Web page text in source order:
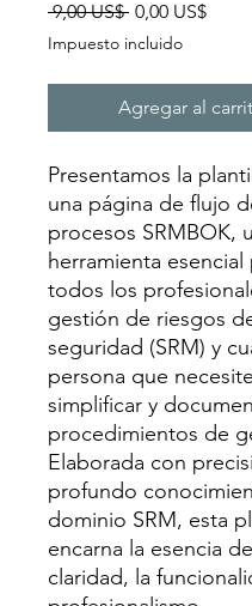
9,00 US$ Precio
0,00 US$Precio
Impuesto incluido
Agregar al
Presentamos la
una página de flujo
procesos SRMBOK,
herramienta esencial
todos los
gestión de riesgos
seguridad (SRM) y
persona que necesite
simplificar y
procedimientos de
Elaborada con
profundo
dominio SRM, esta
encarna la esencia
claridad, la